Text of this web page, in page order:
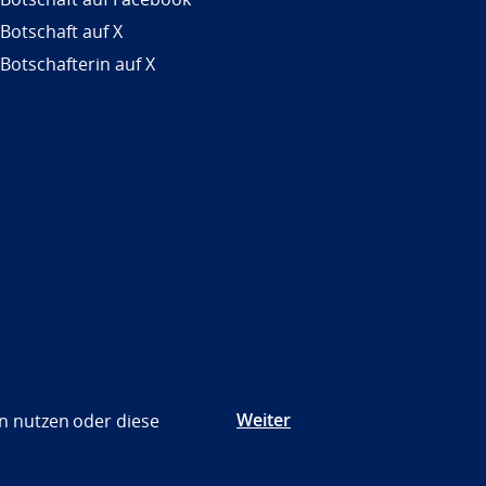
auf X
auf X
nutzen oder diese
Weiter